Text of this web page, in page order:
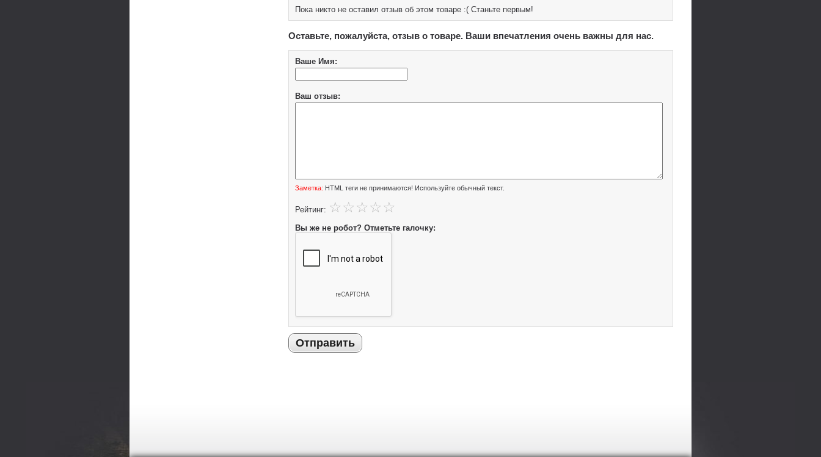
Пока никто не оставил отзыв об этом товаре :( Станьте первым!
Оставьте, пожалуйста, отзыв о товаре. Ваши впечатления очень важны для нас.
Ваше Имя:
Ваш отзыв:
Заметка: HTML теги не принимаются! Используйте обычный текст.
Рейтинг:
Вы же не робот? Отметьте галочку:
Отправить